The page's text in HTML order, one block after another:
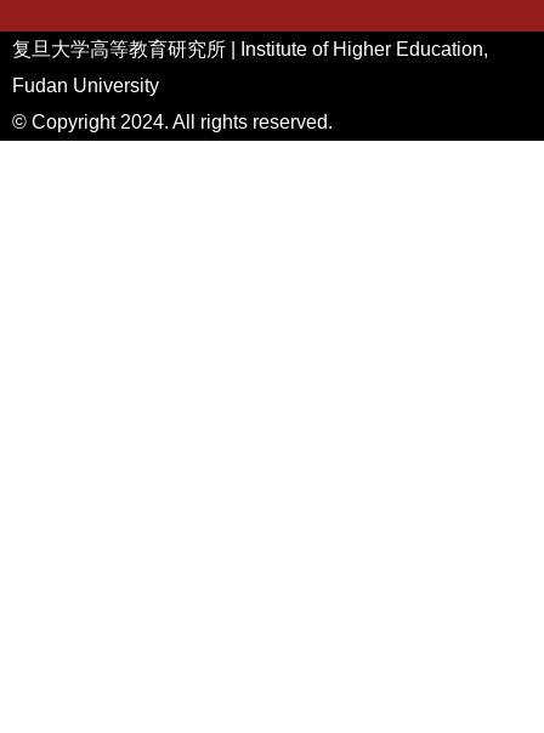
© Copyright 2024. All rights reserved.
复旦大学高等教育研究所 | Institute of Higher Education,
Fudan University